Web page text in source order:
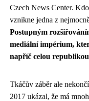
Czech News Center.
vznikne jedna z
Postupným
mediální impérium,
napříč celou
Tkáčův záběr ale
2017 ukázal, že má